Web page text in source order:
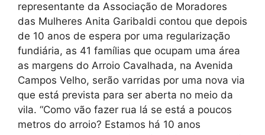
representante da Associação de Moradores
das Mulheres Anita Garibaldi contou que depois
de 10 anos de espera por uma regularização
fundiária, as 41 famílias que ocupam uma área
as margens do Arroio Cavalhada, na Avenida
Campos Velho, serão varridas por uma nova via
que está prevista para ser aberta no meio da
vila. “Como vão fazer rua lá se está a poucos
metros do arroio? Estamos há 10 anos